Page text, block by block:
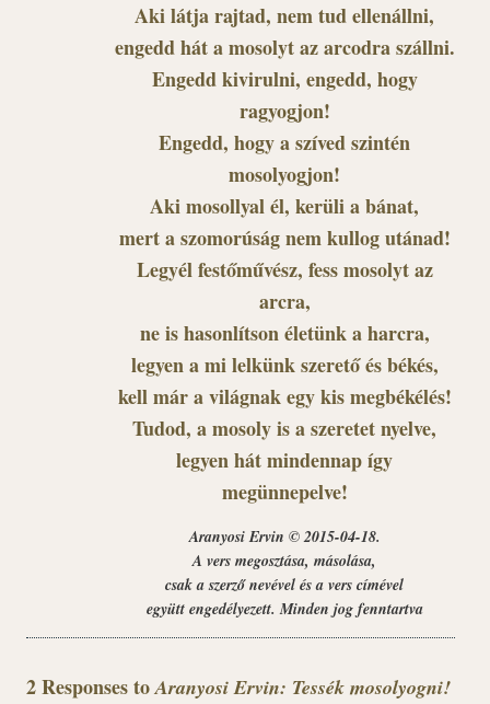
Aki látja rajtad, nem tud ellenállni,
engedd hát a mosolyt az arcodra szállni.
Engedd kivirulni, engedd, hogy
ragyogjon!
Engedd, hogy a szíved szintén
mosolyogjon!
Aki mosollyal él, kerüli a bánat,
mert a szomorúság nem kullog utánad!
Legyél festőművész, fess mosolyt az
arcra,
ne is hasonlítson életünk a harcra,
legyen a mi lelkünk szerető és békés,
kell már a világnak egy kis megbékélés!
Tudod, a mosoly is a szeretet nyelve,
legyen hát mindennap így
megünnepelve!
Aranyosi Ervin © 2015-04-18.
A vers megosztása, másolása,
csak a szerző nevével és a vers címével
együtt engedélyezett. Minden jog fenntartva
2 Responses toAranyosi Ervin: Tessék mosolyogni!